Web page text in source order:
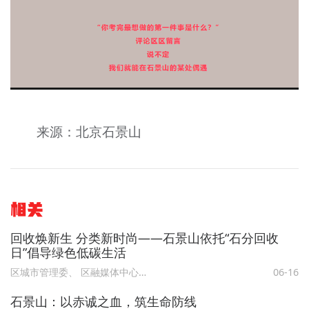
来源：北京石景山
相关
回收焕新生 分类新时尚——石景山依托“石分回收
日”倡导绿色低碳生活
区城市管理委、 区融媒体中心、北京石景山 06-16
石景山：以赤诚之血，筑生命防线